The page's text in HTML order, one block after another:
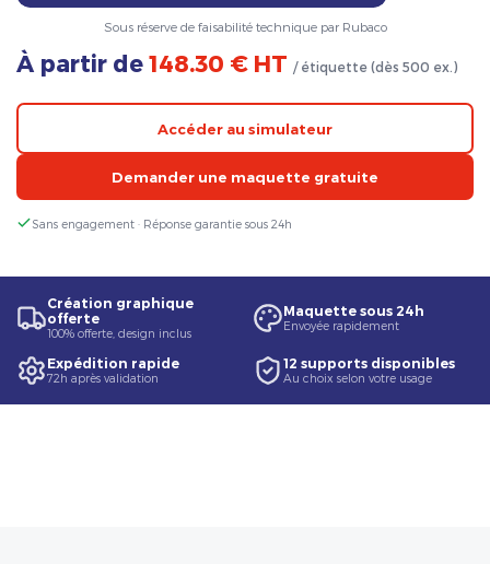
Sous réserve de faisabilité technique par Rubaco
À partir de 148.30 € HT / étiquette (dès 500 ex.)
Accéder au simulateur
Demander une maquette gratuite
Sans engagement · Réponse garantie sous 24h
Création graphique
offerte
100% offerte, design inclus
Maquette sous 24h
Envoyée rapidement
Expédition rapide
72h après validation
12 supports disponibles
Au choix selon votre usage